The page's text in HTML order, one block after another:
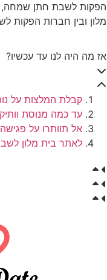
הפקות לשבת חתן שמחה,
מלון ובין חברות הפקות
אז מה היה לנו עד עכשיו?
קבלת המלצות על
עד כמה מנוסת
אל תוותרו על
לאתר בית מלון